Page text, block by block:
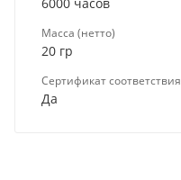
Масса (нетто)
20 гр
Сертификат соответствия
Да